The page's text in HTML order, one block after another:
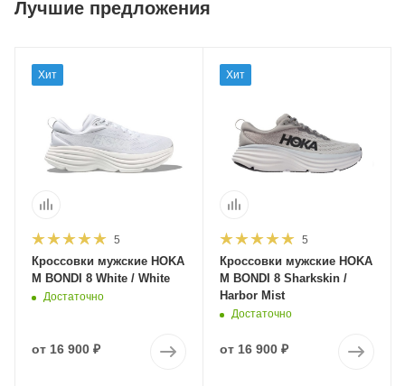
Лучшие предложения
Хит
5
Кроссовки мужские HOKA
M BONDI 8 White / White
Достаточно
от 16 900 ₽
Хит
5
Кроссовки мужские HOKA
M BONDI 8 Sharkskin /
Harbor Mist
Достаточно
от 16 900 ₽